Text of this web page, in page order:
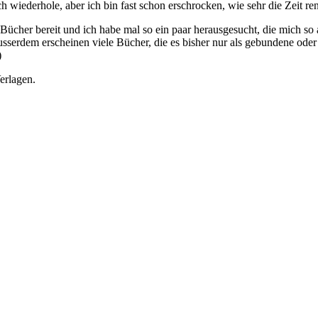
aber ich bin fast schon erschrocken, wie sehr die Zeit
bereit und ich habe mal so ein paar herausgesucht, die mich
erscheinen viele Bücher, die es bisher nur als gebundene